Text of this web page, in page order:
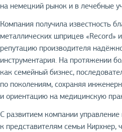
на немецкий рынок и в лечебные
Компания получила известность
металлических шприцев «Record»
репутацию производителя
инструментария. На протяжении
как семейный бизнес,
по поколениям, сохраняя
и ориентацию на медицинскую
С развитием компании управление
к представителям семьи Кирхнер,